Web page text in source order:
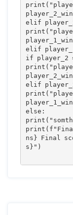
elif
elif
if player_2
elif
else:
ns} Final
s}")